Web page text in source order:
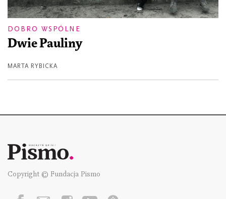
DOBRO WSPÓLNE
Dwie Pauliny
MARTA RYBICKA
Copyright © Fundacja Pismo